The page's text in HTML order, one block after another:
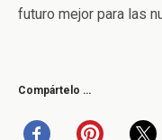
futuro mejor para las
Compártelo …